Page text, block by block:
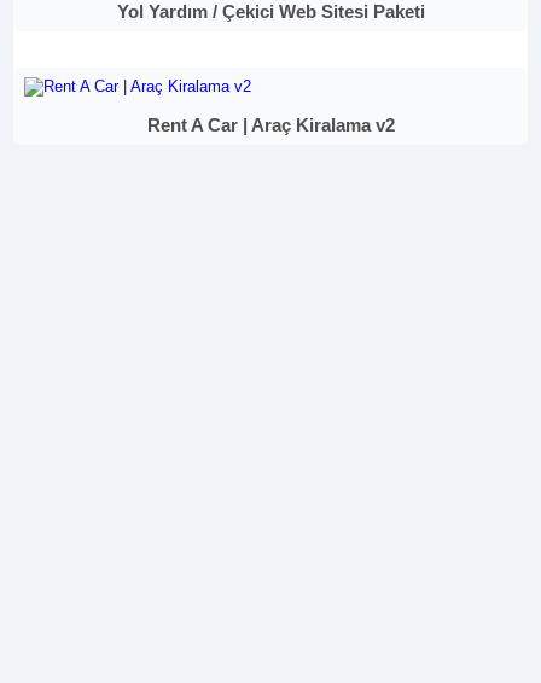
Yol Yardım / Çekici Web Sitesi Paketi
Rent A Car | Araç Kiralama v2